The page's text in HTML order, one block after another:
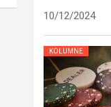
10/12/2024
KOLUMNE